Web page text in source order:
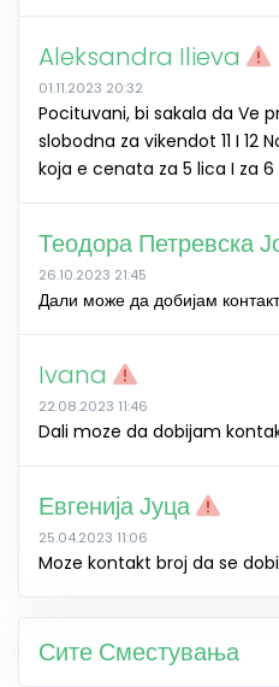
Aleksandra Ilieva
01.11.2023 20:32
Pocituvani, bi sakala da Ve
slobodna za vikendot 11 I 12
koja e cenata za 5 lica I za
Теодора Петревска
26.10.2023 21:45
Дали може да добијам
Ivana
22.08.2023 11:46
Dali moze da dobijam
Евгенија Јуца
25.04.2023 11:06
Moze kontakt broj da se
Сите Сместувања